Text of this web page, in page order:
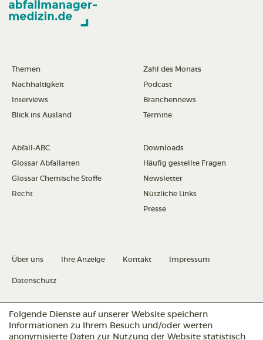
Themen
Nachhaltigkeit
Interviews
Blick ins Ausland
Zahl des Monats
Podcast
Branchennews
Termine
Abfall-ABC
Glossar Abfallarten
Glossar Chemische Stoffe
Recht
Downloads
Häufig gestellte Fragen
Newsletter
Nützliche Links
Presse
Über uns Ihre Anzeige Kontakt Impressum
Datenschutz
Datenschutz konfigurieren
Folgende Dienste auf unserer Website speichern
Informationen zu Ihrem Besuch und/oder werten
anonymisierte Daten zur Nutzung der Website statistisch